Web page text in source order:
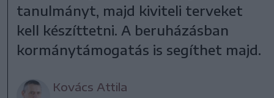
tanulmányt, majd kiviteli terveket
kell készíttetni. A beruházásban
kormánytámogatás is segíthet majd.
Kovács Attila